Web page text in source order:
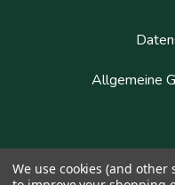
Allgemeine
We use cookies (and